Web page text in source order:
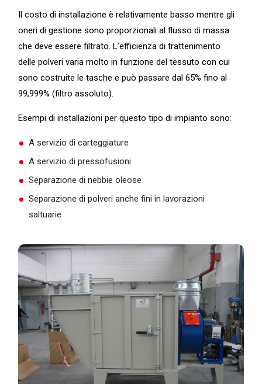
Il costo di installazione è relativamente basso mentre gli
oneri di gestione sono proporzionali al flusso di massa
che deve essere filtrato. L’efficienza di trattenimento
delle polveri varia molto in funzione del tessuto con cui
sono costruite le tasche e può passare dal 65% fino al
99,999% (filtro assoluto).
Esempi di installazioni per questo tipo di impianto sono:
A servizio di carteggiature
A servizio di pressofusioni
Separazione di nebbie oleose
Separazione di polveri anche fini in lavorazioni
saltuarie